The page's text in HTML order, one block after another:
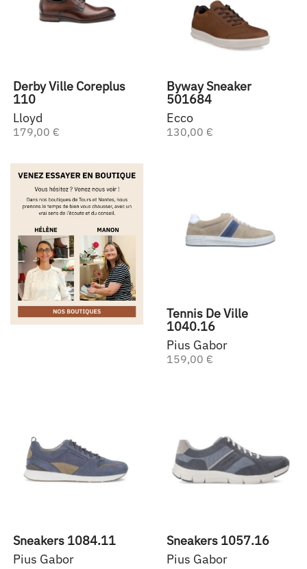
Derby Ville Coreplus
110
Lloyd
179,00 €
Byway Sneaker
501684
Ecco
130,00 €
Tennis De Ville
1040.16
Pius Gabor
159,00 €
Sneakers 1084.11
Pius Gabor
Sneakers 1057.16
Pius Gabor